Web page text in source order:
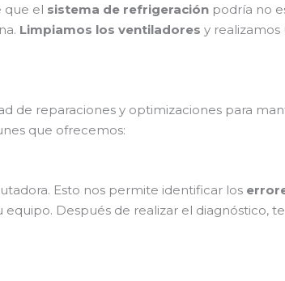
que el sistema de refrigeración podría no
Limpiamos los ventiladores y realizamos
de reparaciones y optimizaciones para
que ofrecemos:
Esto nos permite identificar los
Después de realizar el diagnóstico, te